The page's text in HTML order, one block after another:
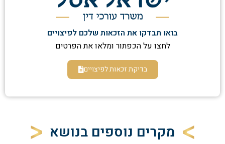
בואו תבדקו את הזכאות שלכם לפיצויים
לחצו על הכפתור ומלאו את הפרטים
בדיקת זכאות לפיצויים
מקרים נוספים בנושא